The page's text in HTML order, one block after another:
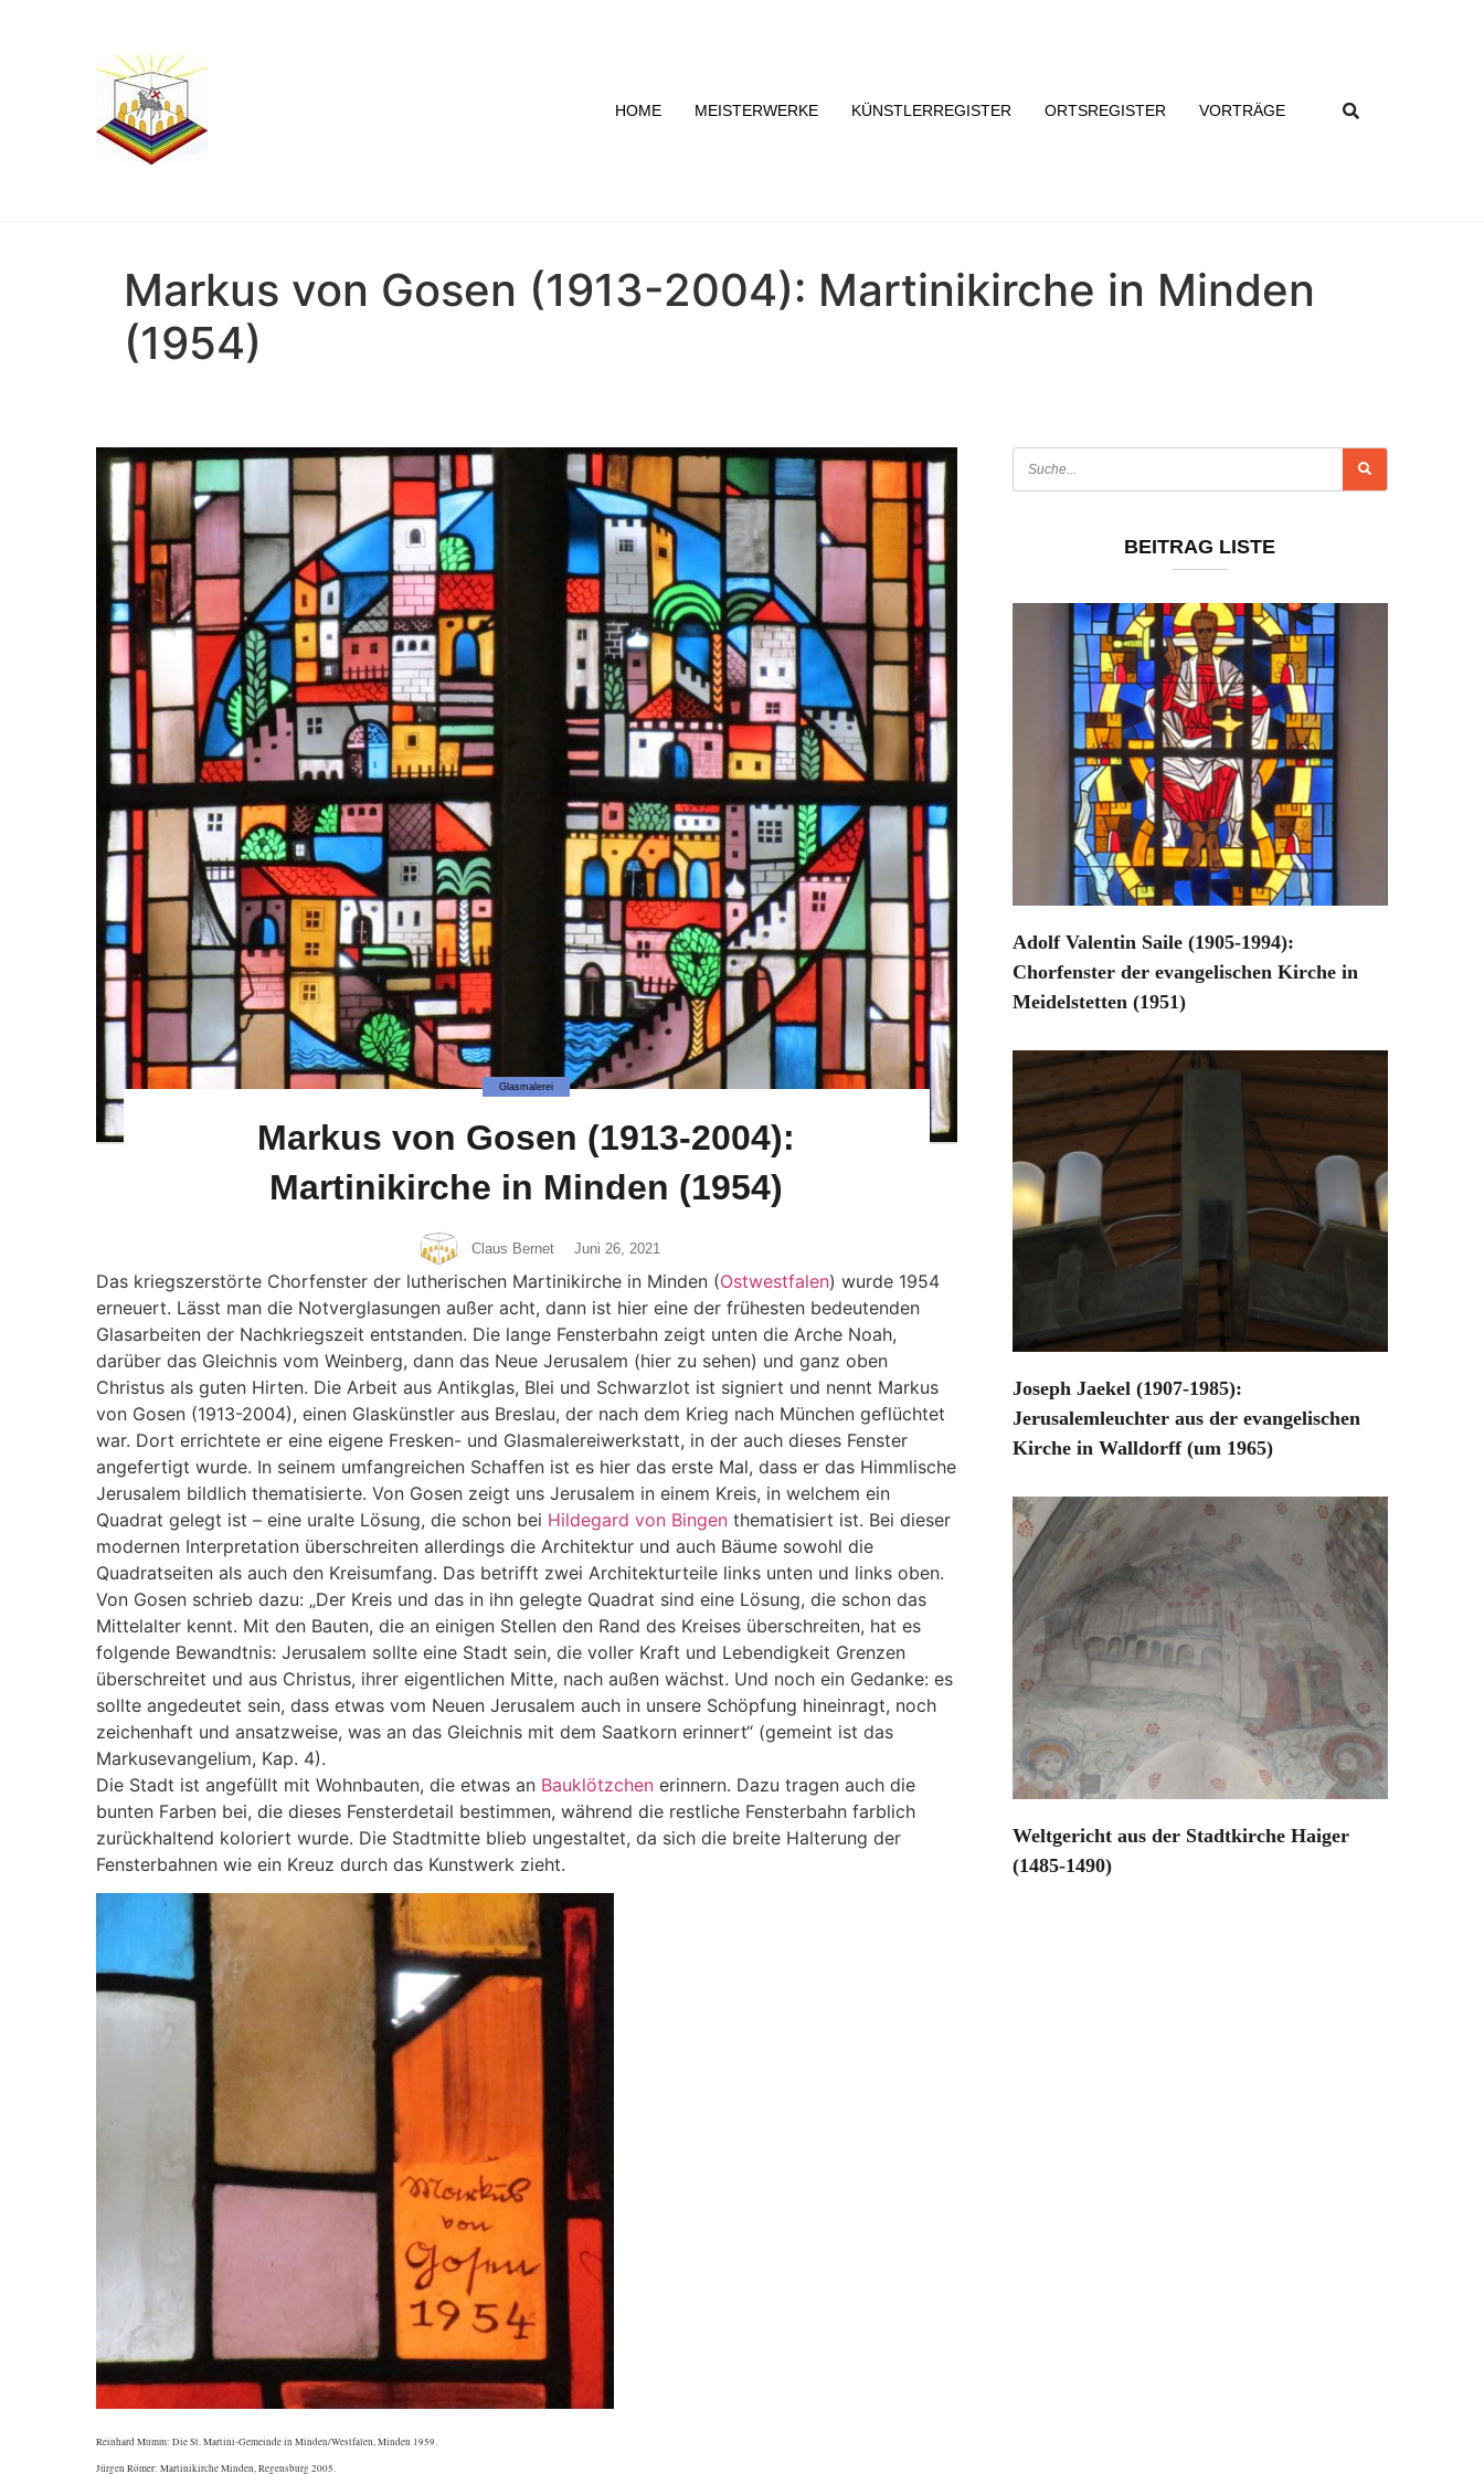
HOME MEISTERWERKE KÜNSTLERREGISTER ORTSREGISTER VORTRÄGE
Markus von Gosen (1913-2004): Martinikirche in Minden
(1954)
Glasmalerei
Markus von Gosen (1913-2004):
Martinikirche in Minden (1954)
Claus Bernet Juni 26, 2021
Das kriegszerstörte Chorfenster der lutherischen Martinikirche in Minden (Ostwestfalen) wurde 1954
erneuert. Lässt man die Notverglasungen außer acht, dann ist hier eine der frühesten bedeutenden
Glasarbeiten der Nachkriegszeit entstanden. Die lange Fensterbahn zeigt unten die Arche Noah,
darüber das Gleichnis vom Weinberg, dann das Neue Jerusalem (hier zu sehen) und ganz oben
Christus als guten Hirten. Die Arbeit aus Antikglas, Blei und Schwarzlot ist signiert und nennt Markus
von Gosen (1913-2004), einen Glaskünstler aus Breslau, der nach dem Krieg nach München geflüchtet
war. Dort errichtete er eine eigene Fresken- und Glasmalereiwerkstatt, in der auch dieses Fenster
angefertigt wurde. In seinem umfangreichen Schaffen ist es hier das erste Mal, dass er das Himmlische
Jerusalem bildlich thematisierte. Von Gosen zeigt uns Jerusalem in einem Kreis, in welchem ein
Quadrat gelegt ist – eine uralte Lösung, die schon bei Hildegard von Bingen thematisiert ist. Bei dieser
modernen Interpretation überschreiten allerdings die Architektur und auch Bäume sowohl die
Quadratseiten als auch den Kreisumfang. Das betrifft zwei Architekturteile links unten und links oben.
Von Gosen schrieb dazu: „Der Kreis und das in ihn gelegte Quadrat sind eine Lösung, die schon das
Mittelalter kennt. Mit den Bauten, die an einigen Stellen den Rand des Kreises überschreiten, hat es
folgende Bewandtnis: Jerusalem sollte eine Stadt sein, die voller Kraft und Lebendigkeit Grenzen
überschreitet und aus Christus, ihrer eigentlichen Mitte, nach außen wächst. Und noch ein Gedanke: es
sollte angedeutet sein, dass etwas vom Neuen Jerusalem auch in unsere Schöpfung hineinragt, noch
zeichenhaft und ansatzweise, was an das Gleichnis mit dem Saatkorn erinnert“ (gemeint ist das
Markusevangelium, Kap. 4).
Die Stadt ist angefüllt mit Wohnbauten, die etwas an Bauklötzchen erinnern. Dazu tragen auch die
bunten Farben bei, die dieses Fensterdetail bestimmen, während die restliche Fensterbahn farblich
zurückhaltend koloriert wurde. Die Stadtmitte blieb ungestaltet, da sich die breite Halterung der
Fensterbahnen wie ein Kreuz durch das Kunstwerk zieht.
Reinhard Mumm: Die St. Martini-Gemeinde in Minden/Westfalen, Minden 1959.
Jürgen Römer: Martinikirche Minden, Regensburg 2005.
BEITRAG LISTE
Adolf Valentin Saile (1905-1994):
Chorfenster der evangelischen Kirche in
Meidelstetten (1951)
Joseph Jaekel (1907-1985):
Jerusalemleuchter aus der evangelischen
Kirche in Walldorff (um 1965)
Weltgericht aus der Stadtkirche Haiger
(1485-1490)